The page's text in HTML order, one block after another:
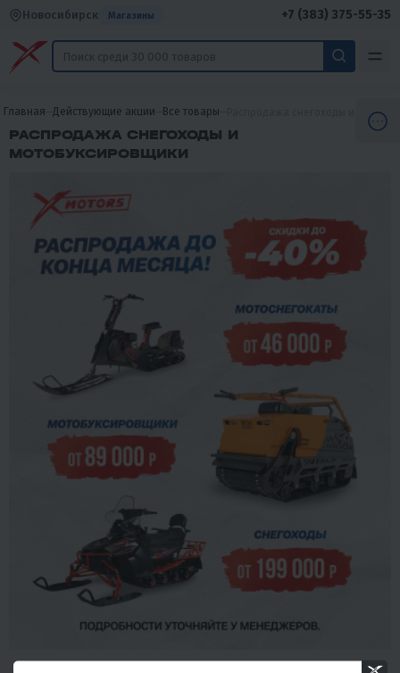
Новосибирск Магазины +7 (383) 375-55-35
Главная Действующие акции Все товары Распродажа снегоходы и
РАСПРОДАЖА СНЕГОХОДЫ И
МОТОБУКСИРОВЩИКИ